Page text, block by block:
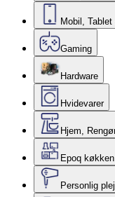
Mobil,
Gaming
Hardware
Hvidevarer
Hjem,
Epoq
Personlig